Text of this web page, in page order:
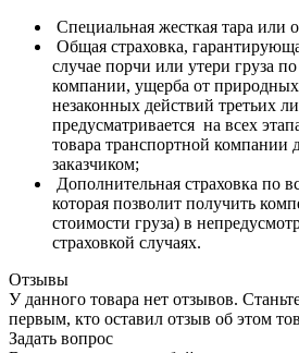
Специальная жесткая тара или
Общая страховка,
случае порчи или утери груза
компании, ущерба от
незаконных действий третьих
предусматривается на всех
товара транспортной компании
заказчиком;
Дополнительная страховка по
которая позволит получить
стоимости груза) в
страховкой случаях.
Отзывы
У данного товара нет отзывов.
первым, кто оставил отзыв об этом
Задать вопрос